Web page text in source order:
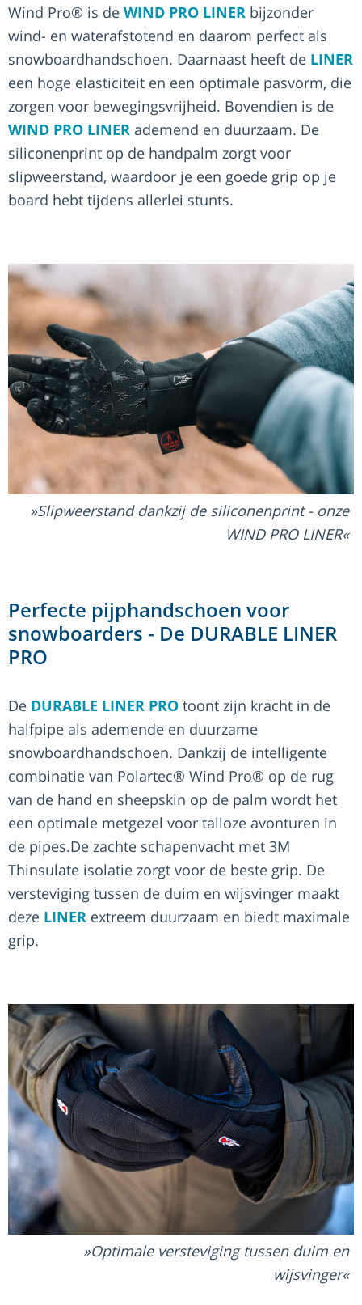
Wind Pro® is de WIND PRO LINER bijzonder
wind- en waterafstotend en daarom perfect als
snowboardhandschoen. Daarnaast heeft de LINER
een hoge elasticiteit en een optimale pasvorm, die
zorgen voor bewegingsvrijheid. Bovendien is de
WIND PRO LINER ademend en duurzaam. De
siliconenprint op de handpalm zorgt voor
slipweerstand, waardoor je een goede grip op je
board hebt tijdens allerlei stunts.
Slipweerstand dankzij de siliconenprint - onze
WIND PRO LINER
Perfecte pijphandschoen voor
snowboarders - De DURABLE LINER
PRO
De DURABLE LINER PRO toont zijn kracht in de
halfpipe als ademende en duurzame
snowboardhandschoen. Dankzij de intelligente
combinatie van Polartec® Wind Pro® op de rug
van de hand en sheepskin op de palm wordt het
een optimale metgezel voor talloze avonturen in
de pipes.De zachte schapenvacht met 3M
Thinsulate isolatie zorgt voor de beste grip. De
versteviging tussen de duim en wijsvinger maakt
deze LINER extreem duurzaam en biedt maximale
grip.
Optimale versteviging tussen duim en
wijsvinger